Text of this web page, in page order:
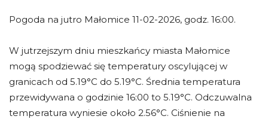
Pogoda na jutro Małomice 11-02-2026, godz. 16:00.
W jutrzejszym dniu mieszkańcy miasta Małomice
mogą spodziewać się temperatury oscylującej w
granicach od 5.19°C do 5.19°C. Średnia temperatura
przewidywana o godzinie 16:00 to 5.19°C. Odczuwalna
temperatura wyniesie około 2.56°C. Ciśnienie na